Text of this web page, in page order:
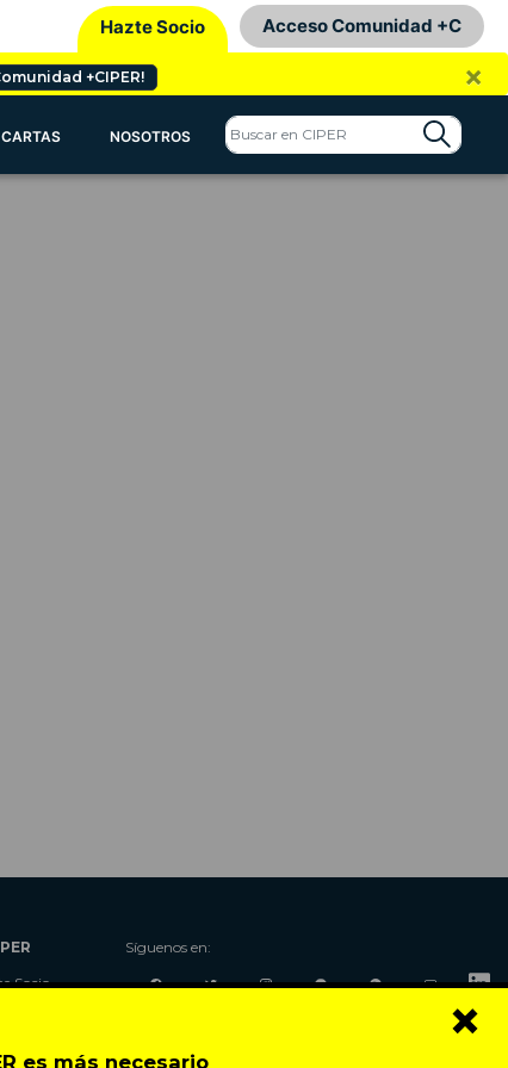
es más necesario
×
Hazte Socio Acceso Comunidad +C
+CIPER! ×
CARTAS NOSOTROS
Socio
Síguenos en: